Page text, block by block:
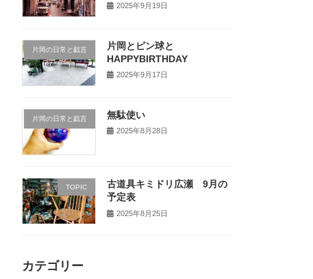
2025年9月19日
片岡の日常と戯言
片岡とピン球と
HAPPYBIRTHDAY
2025年9月17日
片岡の日常と戯言 無駄使い
2025年8月28日
TOPIC
古道具キミドリ広瀬 9月の
予定表
2025年8月25日
カテゴリー